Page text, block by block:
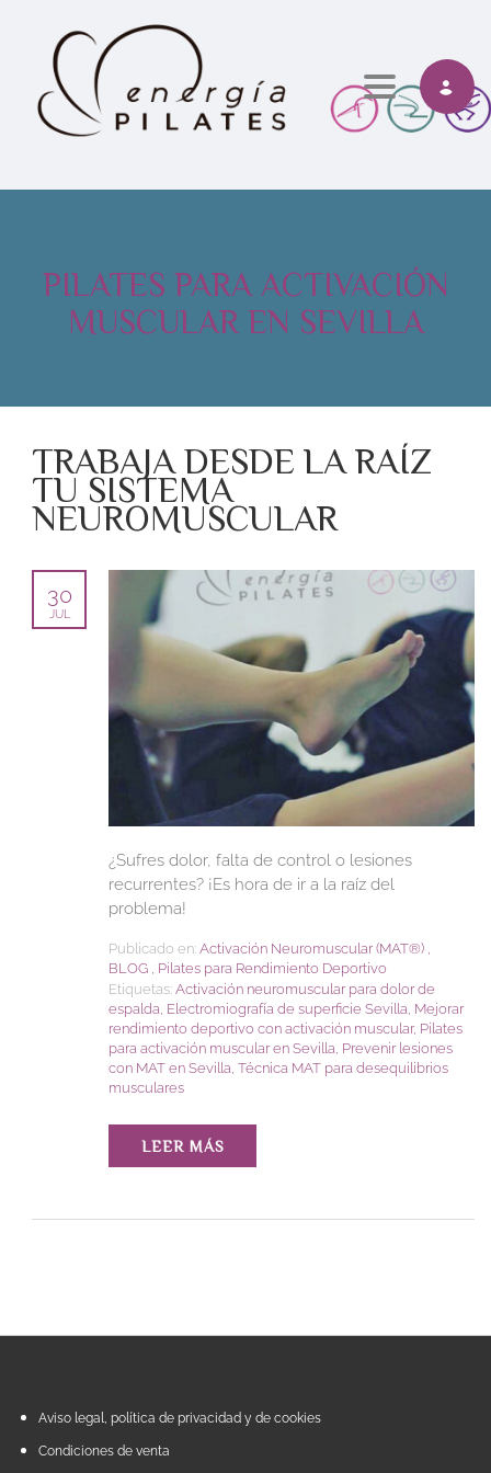
Toggle
PILATES PARA ACTIVACIÓN
MUSCULAR EN SEVILLA
TRABAJA DESDE LA RAÍZ
TU SISTEMA
NEUROMUSCULAR
30
JUL
¿Sufres dolor, falta de control o lesiones
recurrentes? ¡Es hora de ir a la raíz del
problema!
Publicado en: Activación Neuromuscular (MAT®️) ,
BLOG , Pilates para Rendimiento Deportivo
Etiquetas: Activación neuromuscular para dolor de
espalda, Electromiografía de superficie Sevilla, Mejorar
rendimiento deportivo con activación muscular, Pilates
para activación muscular en Sevilla, Prevenir lesiones
con MAT en Sevilla, Técnica MAT para desequilibrios
musculares
LEER MÁS
Aviso legal, política de privacidad y de cookies
Condiciones de venta